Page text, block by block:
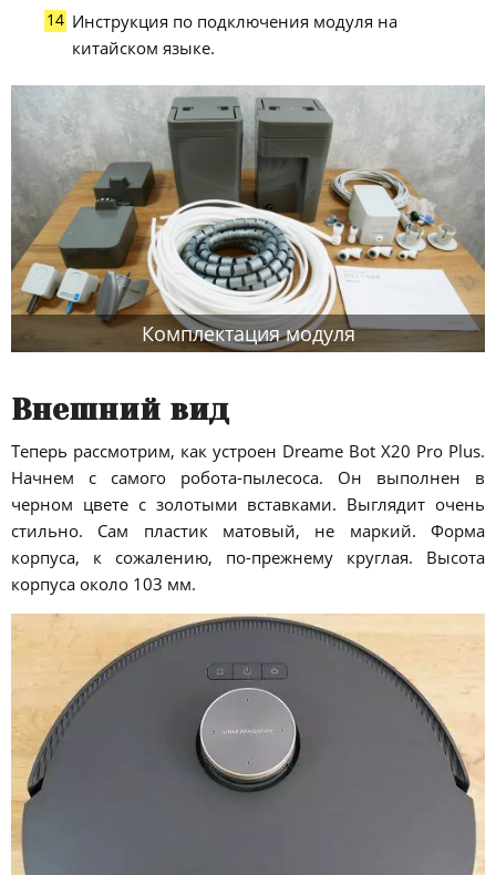
Инструкция по подключения модуля на
китайском языке.
Комплектация модуля
Внешний вид
Теперь рассмотрим, как устроен Dreame Bot X20 Pro Plus.
Начнем с самого робота-пылесоса. Он выполнен в
черном цвете с золотыми вставками. Выглядит очень
стильно. Сам пластик матовый, не маркий. Форма
корпуса, к сожалению, по-прежнему круглая. Высота
корпуса около 103 мм.